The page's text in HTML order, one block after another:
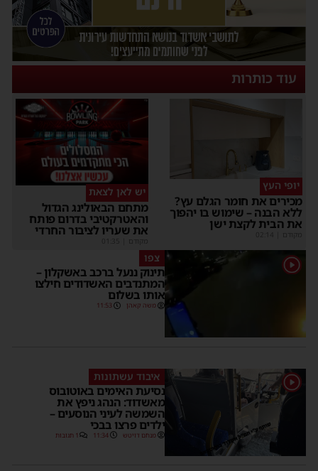
עוד כותרות
יופי העץ
מכירים את חומר הגלם עץ?
ללא הבנה – שימוש בו יהפוך
את הבית לקצת ישן
מקודם
יש לאן לצאת
מתחם הבאולינג הגדול
והאטרקטיבי בדרום פותח
את שעריו לציבור החרדי
מקודם
1 צפו
תינוק ננעל ברכב באשקלון –
המתנדבים האשדודים חילצו
אותו בשלום
משה קאהן 11:53
1 איבוד עשתונות
נסיעת האימים באוטובוס
מאשדוד: הנהג ניפץ את
השמשה לעיני הנוסעים –
ילדים פרצו בבכי
מנחם דויטש 11:34 1 תגובות